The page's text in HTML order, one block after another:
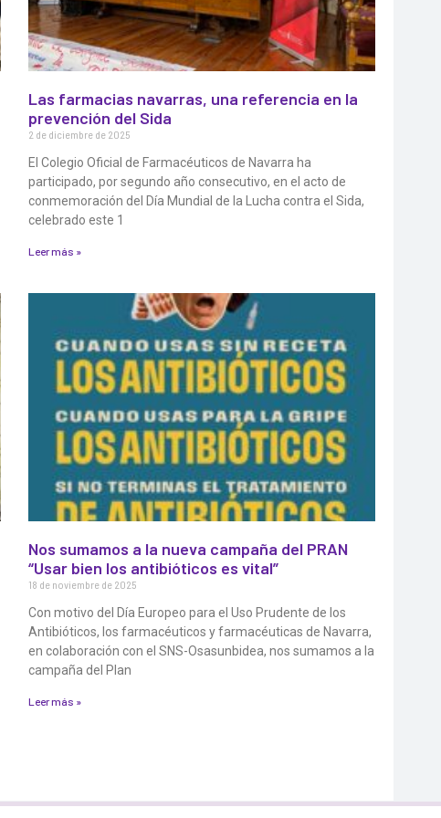
Las farmacias navarras, una referencia en la
prevención del Sida
2 de diciembre de 2025
El Colegio Oficial de Farmacéuticos de Navarra ha
participado, por segundo año consecutivo, en el acto de
conmemoración del Día Mundial de la Lucha contra el Sida,
celebrado este 1
Leer más »
Nos sumamos a la nueva campaña del PRAN
“Usar bien los antibióticos es vital”
18 de noviembre de 2025
Con motivo del Día Europeo para el Uso Prudente de los
Antibióticos, los farmacéuticos y farmacéuticas de Navarra,
en colaboración con el SNS-Osasunbidea, nos sumamos a la
campaña del Plan
Leer más »